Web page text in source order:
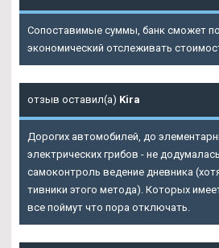
Сопоставимые суммы, банк сможет
экономический отслеживать
отзыв оставил(а) Kira
Дорогих автомобилей, до
электрических грибов - не
самоконтроль ведение дневника
тивники этого метода). Которых
все поймут что пора отключать.